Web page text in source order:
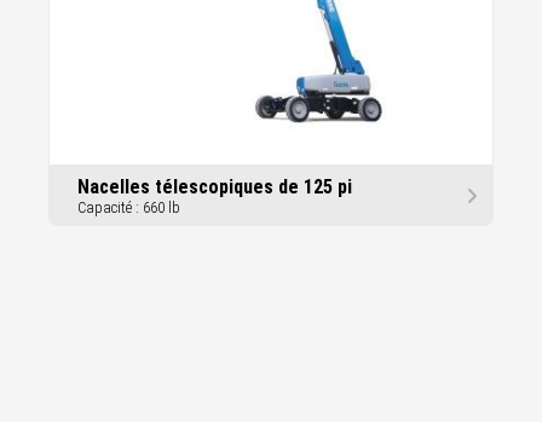
Nacelles télescopiques de 125 pi
Capacité : 660 lb